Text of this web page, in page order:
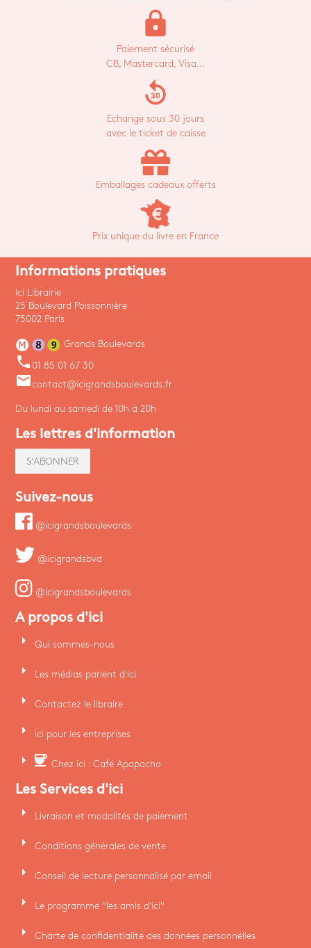
lock
Paiement sécurisé
CB, Mastercard, Visa...
replay_30
Echange sous 30 jours
avec le ticket de caisse
Emballages cadeaux offerts
Prix unique du livre en France
Informations pratiques
Ici Librairie
25 Boulevard Poissonnière
75002 Paris
Grands Boulevards
phone 01 85 01 67 30
emailcontact@icigrandsboulevards.fr
Du lundi au samedi de 10h à 20h
Les lettres d'information
S'ABONNER
Suivez-nous
@icigrandsboulevards
@icigrandsbvd
@icigrandsboulevards
A propos d'ici
arrow_right Qui sommes-nous
arrow_right Les médias parlent d'ici
arrow_right Contactez le libraire
arrow_right ici pour les entreprises
arrow_right coffee Chez ici : Café Apapacho
Les Services d'ici
arrow_right Livraison et modalités de paiement
arrow_right Conditions générales de vente
arrow_right Conseil de lecture personnalisé par email
arrow_right Le programme "les amis d'ici"
arrow_right Charte de confidentialité des données personnelles